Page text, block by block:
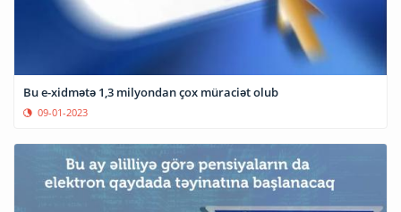
Bu e-xidmətə 1,3 milyondan çox müraciət olub
09-01-2023